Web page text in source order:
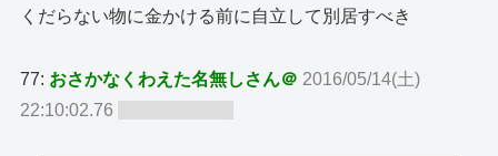
くだらない物に金かける前に自立して別居すべき
77: おさかなくわえた名無しさん＠ 2016/05/14(土)
22:10:02.76